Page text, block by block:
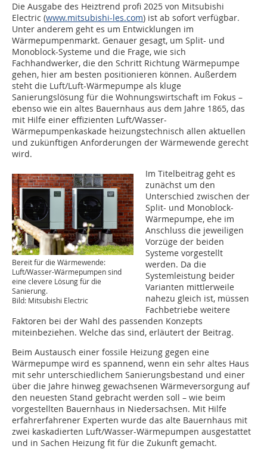
Die Ausgabe des Heiztrend profi 2025 von Mitsubishi
Electric (www.mitsubishi-les.com) ist ab sofort verfügbar.
Unter anderem geht es um Entwicklungen im
Wärmepumpenmarkt. Genauer gesagt, um Split- und
Monoblock-Systeme und die Frage, wie sich
Fachhandwerker, die den Schritt Richtung Wärmepumpe
gehen, hier am besten positionieren können. Außerdem
steht die Luft/Luft-Wärmepumpe als kluge
Sanierungslösung für die Wohnungswirtschaft im Fokus –
ebenso wie ein altes Bauernhaus aus dem Jahre 1865, das
mit Hilfe einer effizienten Luft/Wasser-
Wärmepumpenkaskade heizungstechnisch allen aktuellen
und zukünftigen Anforderungen der Wärmewende gerecht
wird.
Bereit für die Wärmewende:
Luft/Wasser-Wärmepumpen sind
eine clevere Lösung für die
Sanierung.
Bild: Mitsubishi Electric
Im Titelbeitrag geht es
zunächst um den
Unterschied zwischen der
Split- und Monoblock-
Wärmepumpe, ehe im
Anschluss die jeweiligen
Vorzüge der beiden
Systeme vorgestellt
werden. Da die
Systemleistung beider
Varianten mittlerweile
nahezu gleich ist, müssen
Fachbetriebe weitere
Faktoren bei der Wahl des passenden Konzepts
miteinbeziehen. Welche das sind, erläutert der Beitrag.
Beim Austausch einer fossile Heizung gegen eine
Wärmepumpe wird es spannend, wenn ein sehr altes Haus
mit sehr unterschiedlichem Sanierungsbestand und einer
über die Jahre hinweg gewachsenen Wärmeversorgung auf
den neuesten Stand gebracht werden soll – wie beim
vorgestellten Bauernhaus in Niedersachsen. Mit Hilfe
erfahrerfahrener Experten wurde das alte Bauernhaus mit
zwei kaskadierten Luft/Wasser-Wärmepumpen ausgestattet
und in Sachen Heizung fit für die Zukunft gemacht.